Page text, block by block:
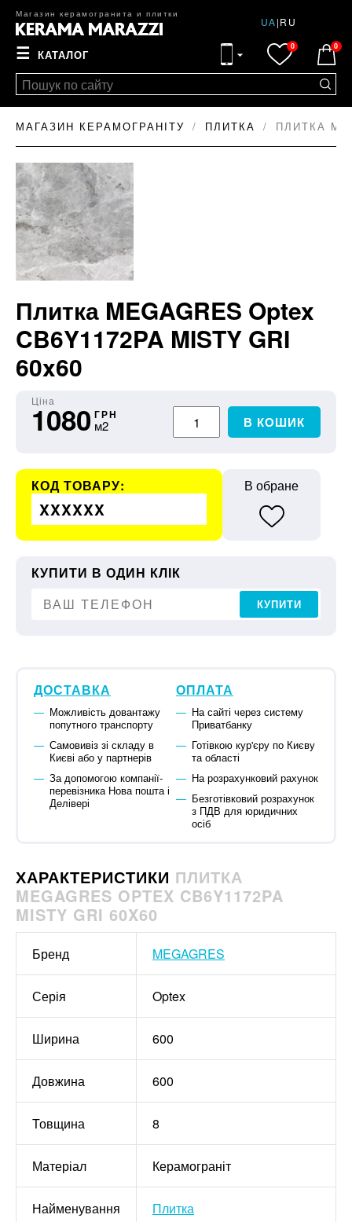
Магазин керамогранита и плитки
UA|RU
☰ КАТАЛОГ
0 0
МАГАЗИН КЕРАМОГРАНІТУ ПЛИТКА ПЛИТКА
Плитка MEGAGRES Optex
CB6Y1172PA MISTY GRI
60x60
Ціна
1080 ГРН
м2 В КОШИК
КОД ТОВАРУ:
XXXXXX
В обране
КУПИТИ В ОДИН КЛІК
КУПИТИ
ДОСТАВКА
Можливість довантажу
попутного транспорту
Самовивіз зі складу в
Києві або у партнерів
За допомогою компанії-
перевізника Нова пошта і
Делівері
ОПЛАТА
На сайті через систему
Приватбанку
Готівкою кур'єру по Києву
та області
На розрахунковий рахунок
Безготівковий розрахунок
з ПДВ для юридичних
осіб
ХАРАКТЕРИСТИКИ ПЛИТКА
MEGAGRES OPTEX CB6Y1172PA
MISTY GRI 60X60
Бренд MEGAGRES
Серія Optex
Ширина 600
Довжина 600
Товщина 8
Матеріал Керамограніт
Найменування Плитка